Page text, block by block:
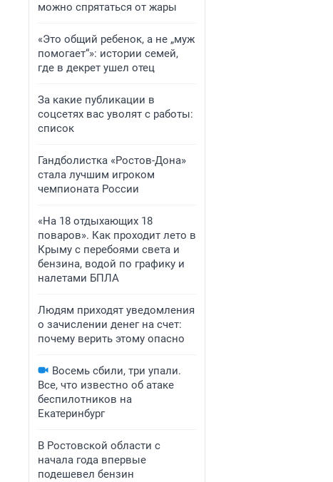
можно спрятаться от жары
«Это общий ребенок, а не „муж
помогает“»: истории семей,
где в декрет ушел отец
За какие публикации в
соцсетях вас уволят с работы:
список
Гандболистка «Ростов-Дона»
стала лучшим игроком
чемпионата России
«На 18 отдыхающих 18
поваров». Как проходит лето в
Крыму с перебоями света и
бензина, водой по графику и
налетами БПЛА
Людям приходят уведомления
о зачислении денег на счет:
почему верить этому опасно
Восемь сбили, три упали.
Все, что известно об атаке
беспилотников на
Екатеринбург
В Ростовской области с
начала года впервые
подешевел бензин